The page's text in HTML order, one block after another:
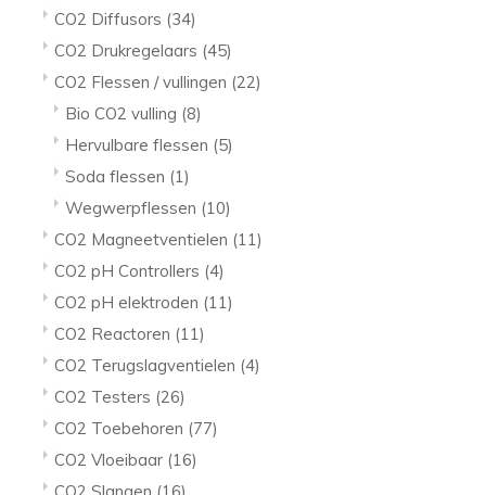
CO2 Diffusors (34)
CO2 Drukregelaars (45)
CO2 Flessen / vullingen (22)
Bio CO2 vulling (8)
Hervulbare flessen (5)
Soda flessen (1)
Wegwerpflessen (10)
CO2 Magneetventielen (11)
CO2 pH Controllers (4)
CO2 pH elektroden (11)
CO2 Reactoren (11)
CO2 Terugslagventielen (4)
CO2 Testers (26)
CO2 Toebehoren (77)
CO2 Vloeibaar (16)